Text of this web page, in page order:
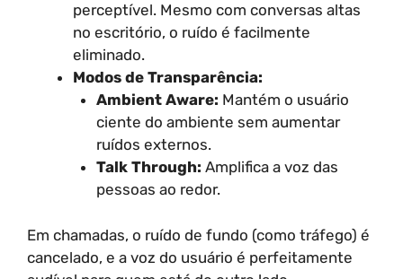
perceptível. Mesmo com conversas altas
no escritório, o ruído é facilmente
eliminado.
Modos de Transparência:
Ambient Aware: Mantém o usuário
ciente do ambiente sem aumentar
ruídos externos.
Talk Through: Amplifica a voz das
pessoas ao redor.
Em chamadas, o ruído de fundo (como tráfego) é
cancelado, e a voz do usuário é perfeitamente